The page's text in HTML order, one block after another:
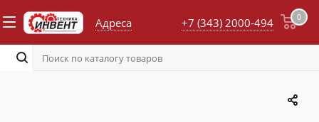
Адреса 0
+7 (343) 2000-494